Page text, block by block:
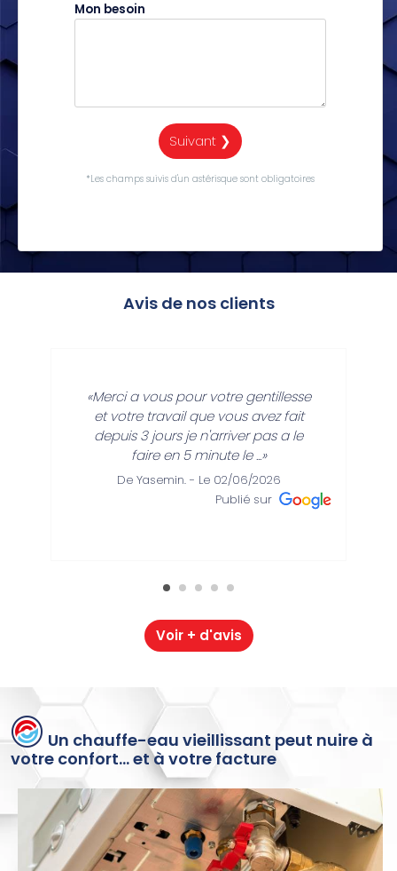
Mon besoin
Suivant ❯
*Les champs suivis d'un astérisque sont obligatoires
Avis de nos clients
«Merci a vous pour votre gentillesse
et votre travail que vous avez fait
depuis 3 jours je n'arriver pas a le
faire en 5 minute le ...»
De Yasemin. - Le 02/06/2026
Publié sur
Voir + d'avis
Un chauffe-eau vieillissant peut nuire à
votre confort… et à votre facture